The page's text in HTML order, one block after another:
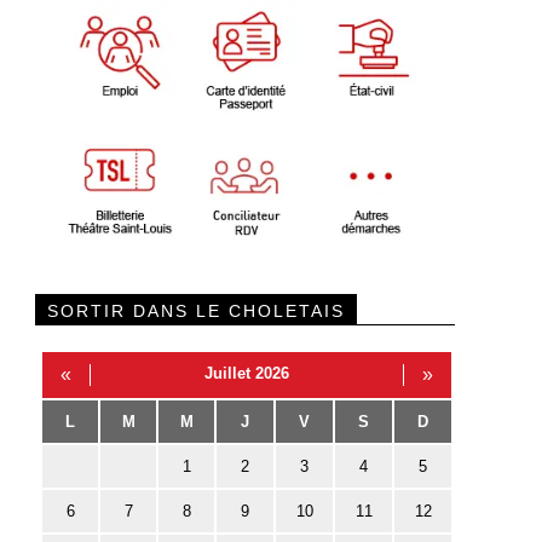
SORTIR DANS LE CHOLETAIS
« Juillet 2026 »
L M M J V S D
1 2 3 4 5
6 7 8 9 10 11 12